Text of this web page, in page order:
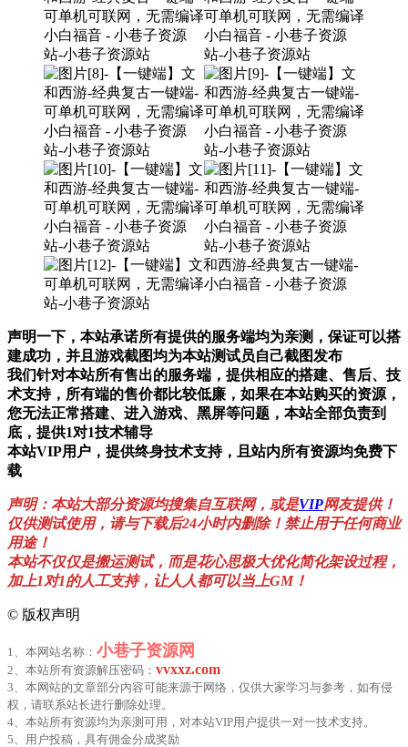
声明一下，本站承诺所有提供的服务端均为亲测，保证可以搭
建成功，并且游戏截图均为本站测试员自己截图发布
我们针对本站所有售出的服务端，提供相应的搭建、售后、技
术支持，所有端的售价都比较低廉，如果在本站购买的资源，
您无法正常搭建、进入游戏、黑屏等问题，本站全部负责到
底，提供1对1技术辅导
本站VIP用户，提供终身技术支持，且站内所有资源均免费下
载
声明：本站大部分资源均搜集自互联网，或是VIP网友提供！
仅供测试使用，请与下载后24小时内删除！禁止用于任何商业
用途！
本站不仅仅是搬运测试，而是花心思极大优化简化架设过程，
加上1对1的人工支持，让人人都可以当上GM！
© 版权声明
1、本网站名称： 小巷子资源网
2、本站所有资源解压密码： vvxxz.com
3、本网站的文章部分内容可能来源于网络，仅供大家学习与参考，如有侵
权，请联系站长进行删除处理。
4、本站所有资源均为亲测可用，对本站VIP用户提供一对一技术支持。
5、用户投稿，具有佣金分成奖励